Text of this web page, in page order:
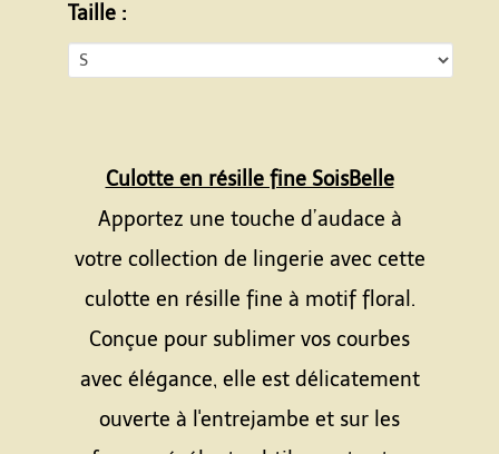
Taille :
Culotte en résille fine SoisBelle
Apportez une touche d’audace à
votre collection de lingerie avec cette
culotte en résille fine à motif floral.
Conçue pour sublimer vos courbes
avec élégance, elle est délicatement
ouverte à l'entrejambe et sur les